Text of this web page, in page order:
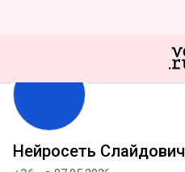
Нейросеть Слайдович